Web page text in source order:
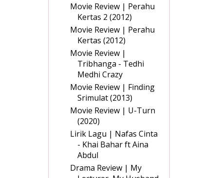
Movie Review | Perahu
Kertas 2 (2012)
Movie Review | Perahu
Kertas (2012)
Movie Review |
Tribhanga - Tedhi
Medhi Crazy
Movie Review | Finding
Srimulat (2013)
Movie Review | U-Turn
(2020)
Lirik Lagu | Nafas Cinta
- Khai Bahar ft Aina
Abdul
Drama Review | My